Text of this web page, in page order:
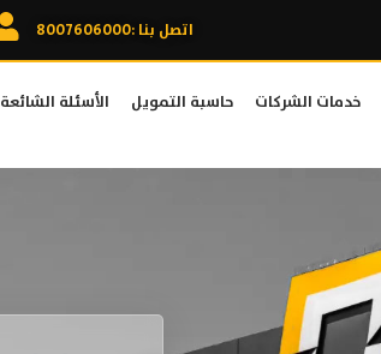
اتصل بنا :8007606000
خدمات الشركات حاسبة التمويل الأسئلة الشائعة